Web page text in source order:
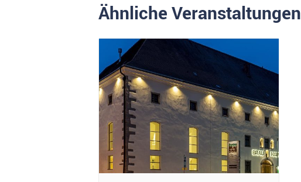
Ähnliche Veranstaltungen